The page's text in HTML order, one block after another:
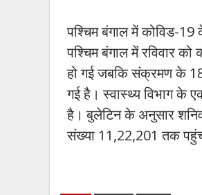
पश्चिम बंगाल में कोविड-
पश्चिम बंगाल में रविवार
हो गई जबकि संक्रमण के
गई है। स्वास्थ्य विभाग के
है। बुलेटिन के अनुसार
संख्या 11,22,201 तक